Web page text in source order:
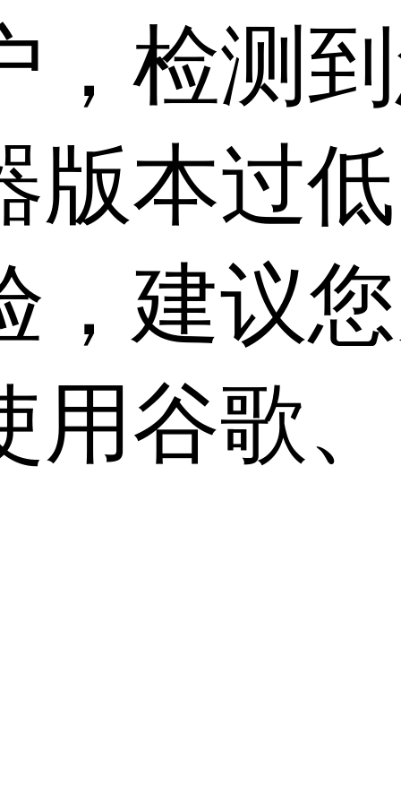
，检测
版本过
，建议
用谷歌